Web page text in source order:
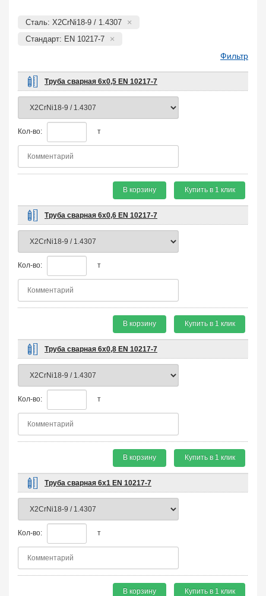
Сталь: X2CrNi18-9 / 1.4307
Стандарт: EN 10217-7
Фильтр
Труба сварная 6х0,5 EN 10217-7
Кол-во: т
В корзину Купить в 1 клик
Труба сварная 6х0,6 EN 10217-7
Кол-во: т
В корзину Купить в 1 клик
Труба сварная 6х0,8 EN 10217-7
Кол-во: т
В корзину Купить в 1 клик
Труба сварная 6х1 EN 10217-7
Кол-во: т
В корзину Купить в 1 клик